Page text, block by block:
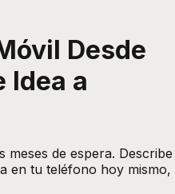
Desde
Idea a
meses de espera. Describe
en tu teléfono hoy mismo,